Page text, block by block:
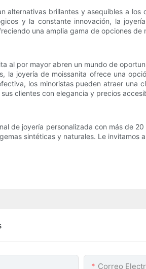
alternativas brillantes y asequibles a
y la constante innovación, la
una amplia gama de opciones
al por mayor abren un mundo de
la joyería de moissanita ofrece una
los minoristas pueden atraer
clientes con elegancia y precios
de joyería personalizada con más de
sintéticas y naturales. Le
Correo